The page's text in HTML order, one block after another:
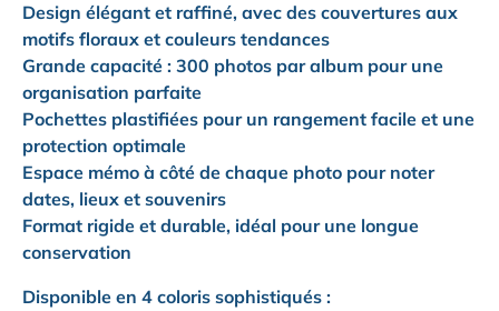
Design élégant et raffiné, avec des couvertures aux
motifs floraux et couleurs tendances
Grande capacité : 300 photos par album pour une
organisation parfaite
Pochettes plastifiées pour un rangement facile et une
protection optimale
Espace mémo à côté de chaque photo pour noter
dates, lieux et souvenirs
Format rigide et durable, idéal pour une longue
conservation
Disponible en 4 coloris sophistiqués :